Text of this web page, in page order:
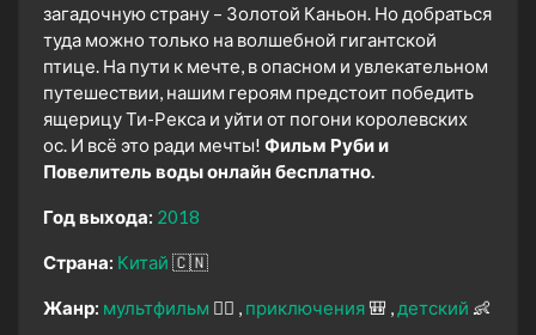
загадочную страну – Золотой Каньон. Но добраться
туда можно только на волшебной гигантской
птице. На пути к мечте, в опасном и увлекательном
путешествии, нашим героям предстоит победить
ящерицу Ти-Рекса и уйти от погони королевских
ос. И всё это ради мечты! Фильм Руби и
Повелитель воды онлайн бесплатно.
Год выхода: 2018
Страна: Китай 🇨🇳
Жанр: мультфильм 🧚‍♀️ приключения 🎒 детский 👶